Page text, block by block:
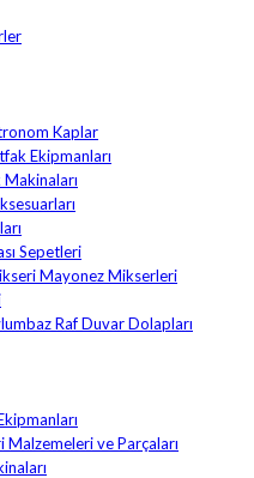
Kaplar
Ekipmanları
Sepetleri
Mayonez Mikserleri
Raf Duvar Dolapları
ve Parçaları